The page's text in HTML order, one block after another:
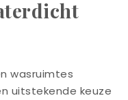
wasruimtes
uitstekende keuze